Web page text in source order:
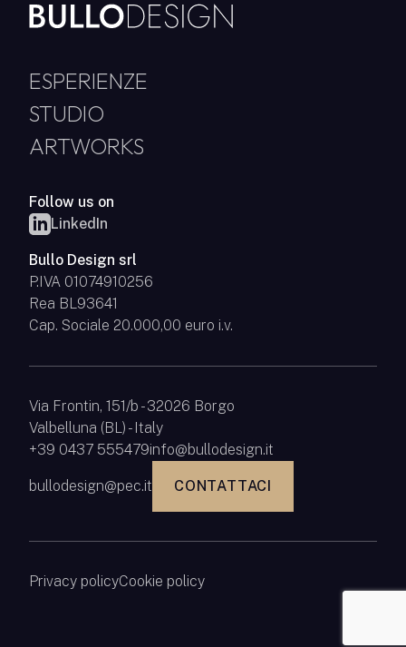
ESPERIENZE
STUDIO
ARTWORKS
Follow us on
LinkedIn
Bullo Design srl
P.IVA 01074910256
Rea BL93641
Cap. Sociale 20.000,00 euro i.v.
Via Frontin, 151/b - 32026 Borgo
Valbelluna (BL) - Italy
+39 0437 555479info@bullodesign.it
bullodesign@pec.it CONTATTACI
Privacy policyCookie policy